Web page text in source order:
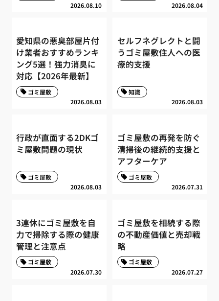
2026.08.10 2026.08.04
愛知県の悪臭部屋片付
け業者おすすめランキ
ング5選！強力消臭に
対応【2026年最新】
2026.08.03
ゴミ屋敷
セルフネグレクトと闘
うゴミ屋敷住人への医
療的支援
2026.08.03
知識
行政が直面する2DKゴ
ミ屋敷問題の現状
2026.08.03
ゴミ屋敷
ゴミ屋敷の再発を防ぐ
清掃後の継続的支援と
アフターケア
2026.07.31
ゴミ屋敷
3連休にゴミ屋敷を自
力で掃除する際の健康
管理と注意点
2026.07.30
ゴミ屋敷
ゴミ屋敷を相続する際
の不動産価値と売却戦
略
2026.07.27
ゴミ屋敷